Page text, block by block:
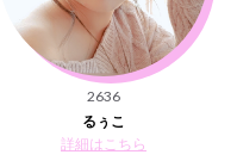
2636
るぅこ
詳細はこちら